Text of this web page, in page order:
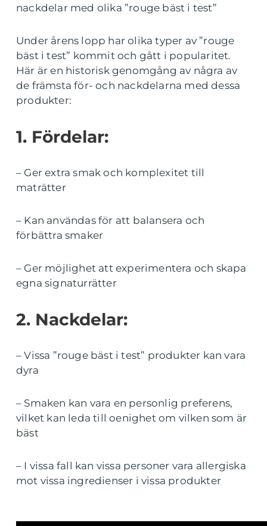
nackdelar med olika ”rouge bäst i test”
Under årens lopp har olika typer av ”rouge
bäst i test” kommit och gått i popularitet.
Här är en historisk genomgång av några av
de främsta för- och nackdelarna med dessa
produkter:
1. Fördelar:
– Ger extra smak och komplexitet till
maträtter
– Kan användas för att balansera och
förbättra smaker
– Ger möjlighet att experimentera och skapa
egna signaturrätter
2. Nackdelar:
– Vissa ”rouge bäst i test” produkter kan vara
dyra
– Smaken kan vara en personlig preferens,
vilket kan leda till oenighet om vilken som är
bäst
– I vissa fall kan vissa personer vara allergiska
mot vissa ingredienser i vissa produkter